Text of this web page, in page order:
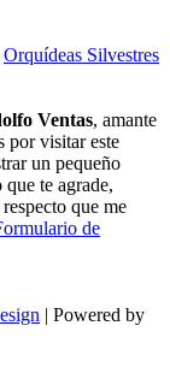
Orquídeas Silvestres
Ventas, amante
por visitar este
un pequeño
te agrade,
que me
de
| Powered by